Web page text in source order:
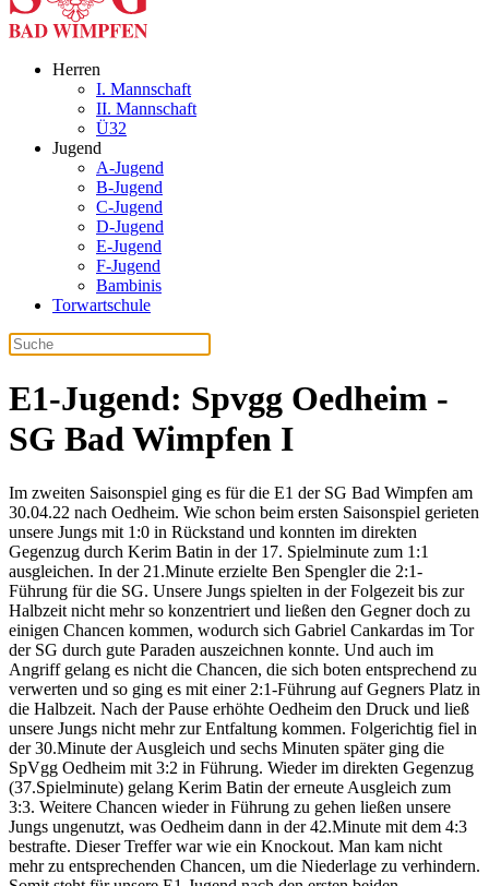
Herren
I. Mannschaft
II. Mannschaft
Ü32
Jugend
A-Jugend
B-Jugend
C-Jugend
D-Jugend
E-Jugend
F-Jugend
Bambinis
Torwartschule
E1-Jugend: Spvgg Oedheim -
SG Bad Wimpfen I
Im zweiten Saisonspiel ging es für die E1 der SG Bad Wimpfen am
30.04.22 nach Oedheim. Wie schon beim ersten Saisonspiel gerieten
unsere Jungs mit 1:0 in Rückstand und konnten im direkten
Gegenzug durch Kerim Batin in der 17. Spielminute zum 1:1
ausgleichen. In der 21.Minute erzielte Ben Spengler die 2:1-
Führung für die SG. Unsere Jungs spielten in der Folgezeit bis zur
Halbzeit nicht mehr so konzentriert und ließen den Gegner doch zu
einigen Chancen kommen, wodurch sich Gabriel Cankardas im Tor
der SG durch gute Paraden auszeichnen konnte. Und auch im
Angriff gelang es nicht die Chancen, die sich boten entsprechend zu
verwerten und so ging es mit einer 2:1-Führung auf Gegners Platz in
die Halbzeit. Nach der Pause erhöhte Oedheim den Druck und ließ
unsere Jungs nicht mehr zur Entfaltung kommen. Folgerichtig fiel in
der 30.Minute der Ausgleich und sechs Minuten später ging die
SpVgg Oedheim mit 3:2 in Führung. Wieder im direkten Gegenzug
(37.Spielminute) gelang Kerim Batin der erneute Ausgleich zum
3:3. Weitere Chancen wieder in Führung zu gehen ließen unsere
Jungs ungenutzt, was Oedheim dann in der 42.Minute mit dem 4:3
bestrafte. Dieser Treffer war wie ein Knockout. Man kam nicht
mehr zu entsprechenden Chancen, um die Niederlage zu verhindern.